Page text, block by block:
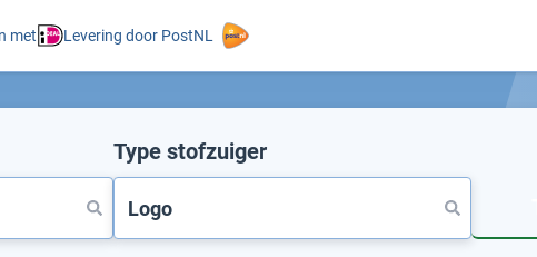
met Levering door PostNL
Type stofzuiger